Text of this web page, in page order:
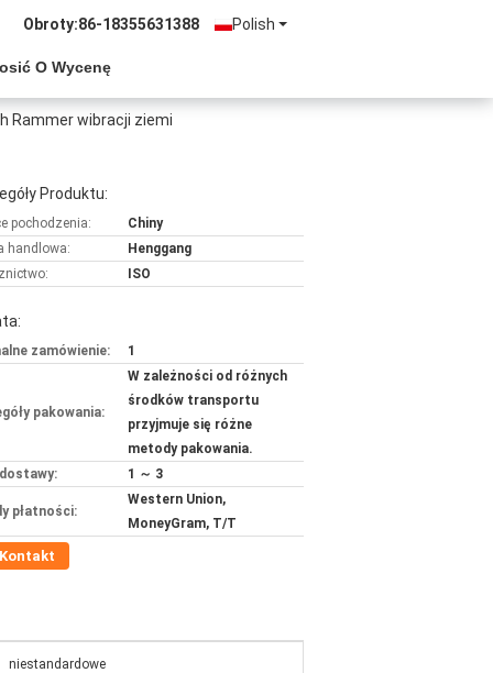
Polish
Obroty:86-18355631388
O Wycenę
Rammer wibracji ziemi
Produktu:
pochodzenia:
Chiny
handlowa:
Henggang
ISO
zamówienie: 1
pakowania:
W zależności od różnych
środków transportu
przyjmuje się różne
metody pakowania.
1 ～ 3
płatności:
Western Union,
MoneyGram, T/T
Kontakt
niestandardowe